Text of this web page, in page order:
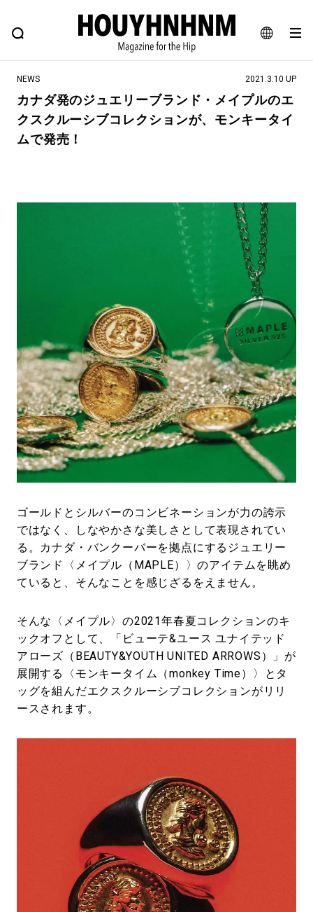
JA
EN
FEATURE BLOG SNAP
ヒップなファッション、カルチャー、ライフスタイルWEBマガジン
#注目のタグ
#NEW VINTAGE #マイナーグッド図鑑
#MONTHLY JOURNAL
#フイナムのYouTube
#AH.H
#MUSIC #MOVIE
#SNEAKER #OUTDOOR
#SPORTS #HANDSOME HANDBOOK
NEWS 2021.3.10 UP
カナダ発のジュエリーブランド・メイプルのエ
クスクルーシブコレクションが、モンキータイ
ムで発売！
ゴールドとシルバーのコンビネーションが力の誇示
ではなく、しなやかさな美しさとして表現されてい
る。カナダ・バンクーバーを拠点にするジュエリー
ブランド〈メイプル（MAPLE）〉のアイテムを眺め
ていると、そんなことを感じざるをえません。
そんな〈メイプル〉の2021年春夏コレクションのキ
ックオフとして、「ビューテ&ユース ユナイテッド
アローズ（BEAUTY&YOUTH UNITED ARROWS）」が
展開する〈モンキータイム（monkey Time）〉とタ
ッグを組んだエクスクルーシブコレクションがリリ
ースされます。